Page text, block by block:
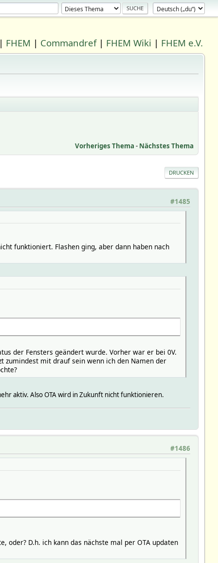
| FHEM | Commandref| FHEM Wiki | FHEM e.V.
Vorheriges Thema - Nächstes Thema
DRUCKEN
#1485
funktioniert. Flashen ging, aber dann haben nach
der Fensters geändert wurde. Vorher war er bei 0V.
zumindest mit drauf sein wenn ich den Namen der
aktiv. Also OTA wird in Zukunft nicht funktionieren.
#1486
D.h. ich kann das nächste mal per OTA updaten